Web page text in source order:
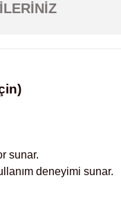
sunar.
deneyimi sunar.